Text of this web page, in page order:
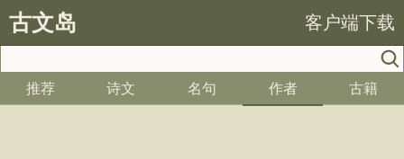
古文岛 客户端下载
推荐 诗文 名句 作者 古籍